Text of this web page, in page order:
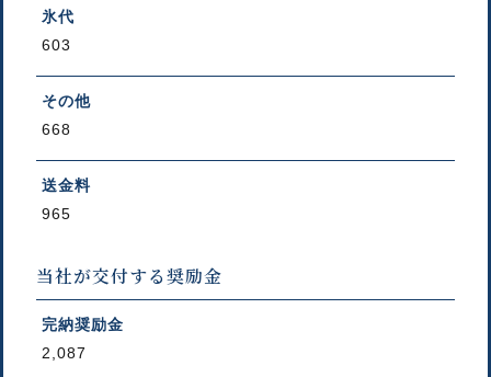
氷代
603
その他
668
送金料
965
当社が交付する奨励金
完納奨励金
2,087